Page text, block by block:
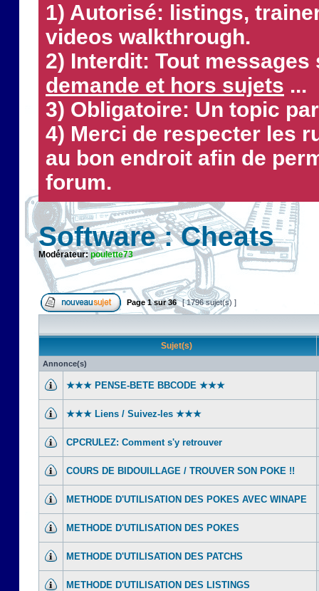
1) Autorisé: listings,
videos walkthrough.
2) Interdit: Tout
demande et hors sujets ...
3) Obligatoire: Un topic
4) Merci de respecter les
au bon endroit afin de
forum.
Software : Cheats
Modérateur:poulette73
Page1sur36 [ 1796 sujet(s) ]
Sujet(s)
Annonce(s)
★★★ PENSE-BETE BBCODE ★★★
★★★ Liens / Suivez-les ★★★
CPCRULEZ: Comment s'y retrouver‎
COURS DE BIDOUILLAGE / TROUVER SON POKE !!
METHODE D'UTILISATION DES POKES AVEC WINAPE
METHODE D'UTILISATION DES POKES
METHODE D'UTILISATION DES PATCHS
METHODE D'UTILISATION DES LISTINGS